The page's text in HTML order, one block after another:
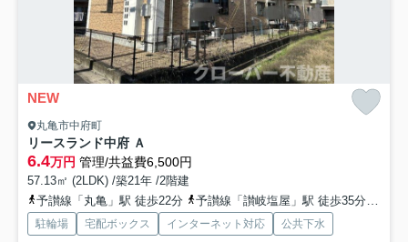
NEW
丸亀市中府町
リースランド中府 Ａ
6.4万円 管理/共益費6,500円
57.13㎡ (2LDK) /築21年 /2階建
予讃線「丸亀」駅 徒歩22分
予讃線「讃岐塩屋」駅 徒歩35分
駐輪場 宅配ボックス インターネット対応 公共下水